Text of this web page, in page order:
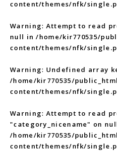
content/themes/nfk/
Warning: Attempt to read
null in/home/kir770535/
content/themes/nfk/
Warning: Undefined array
/home/kir770535/
content/themes/nfk/
Warning: Attempt to read
"category_nicename" on
/home/kir770535/
content/themes/nfk/